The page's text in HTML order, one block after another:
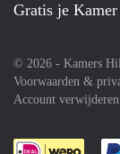
Gratis je
© 2026 - Kamers
Voorwaarden &
Account verwijderen